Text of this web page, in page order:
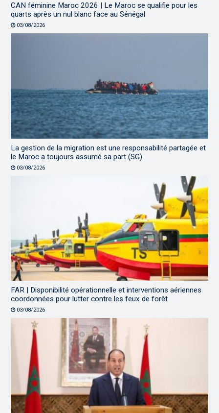
CAN féminine Maroc 2026 | Le Maroc se qualifie pour les
quarts après un nul blanc face au Sénégal
03/08/2026
La gestion de la migration est une responsabilité partagée et
le Maroc a toujours assumé sa part (SG)
03/08/2026
FAR | Disponibilité opérationnelle et interventions aériennes
coordonnées pour lutter contre les feux de forêt
03/08/2026